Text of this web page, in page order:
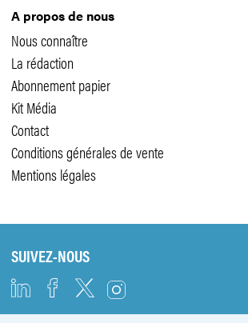
A propos de nous
Nous connaître
La rédaction
Abonnement papier
Kit Média
Contact
Conditions générales de vente
Mentions légales
SUIVEZ-NOUS